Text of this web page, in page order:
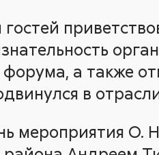
форума, а также
в
мероприятия О.